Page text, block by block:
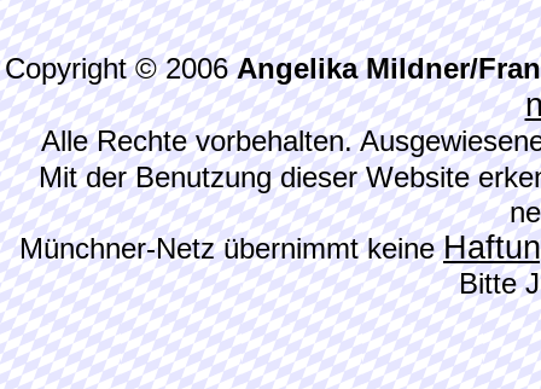
Copyright © 2006Angelika Mildner/
Alle Rechte vorbehalten.
Mit der Benutzung dieser Website
Münchner-Netz übernimmt keine
Bitte